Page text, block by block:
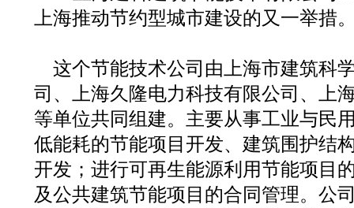
上海推动节约型城市建设的又一举措
这个节能技术公司由上海市建筑科
司、上海久隆电力科技有限公司、上
等单位共同组建。主要从事工业与民
低能耗的节能项目开发、建筑围护结
开发；进行可再生能源利用节能项目
及公共建筑节能项目的合同管理。公